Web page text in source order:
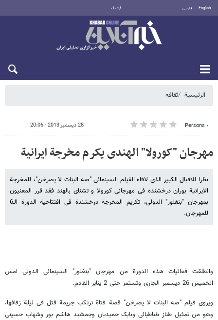
English فارسی أرشيف
الرئيسية ثقافه
٠ Persons 28 ديسمبر 2013 - 20:06
مهرجان "کورولا" الهندی یکرم مخرجة ایرانیة
نظرا للاقبال الکبیر الذی لاقاه الفیلم السینمائی "صه البنات لا یصرخن"، للمخرجة
الایرانیة بوران درخشنده فی مهرجانی کورولا و تشنای بالهند فقد قرر المعنیون
بمهرجان "بنغلور" الدولی، تکریم المخرجة درخشندة فی افتتاحیة الدورة الـ6
للمهرجان.
وانطلقت فعالیات هذه الدورة من مهرجان "بنغلور" السینمائی الدولی امس
الخمیس 26 دیسمبر الجاری وتستمر حتى 2 ینایر القادم.
ویروی فیلم "صه البنات لا یصرخن" قصة فتاة ترتکب جریمة قتل فی لیلة زفافها،
وهو من تمثیل طناز طباطبائی وبابک حمیدیان وجمشید هاشم بور وشهاب حسینی